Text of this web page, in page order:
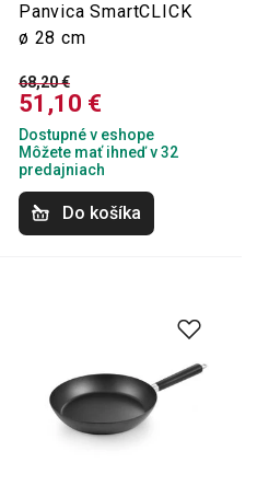
Panvica SmartCLICK
ø 28 cm
68,20 €
51,10 €
Dostupné v eshope
Môžete mať ihneď v 32
predajniach
Do košíka